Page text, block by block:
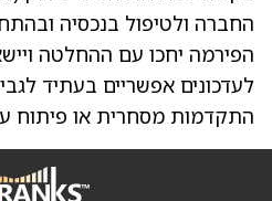
החברה ולטיפול בנכסיה
הפירמה יחכו עם ההחלטה
לעדכונים אפשריים בעתיד
התקדמות מסחרית או פיתוח